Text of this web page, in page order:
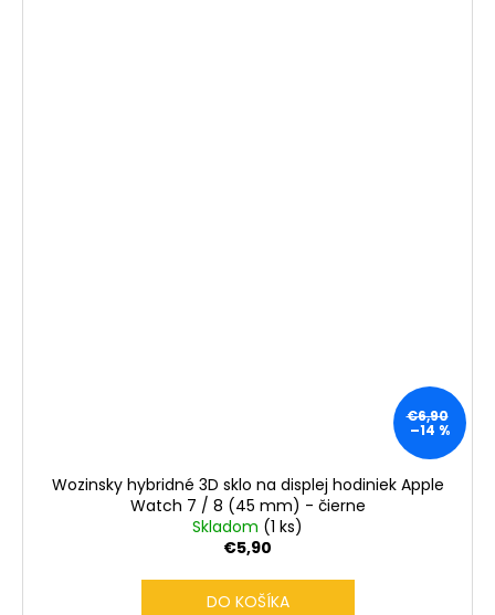
€6,90
–14 %
Wozinsky hybridné 3D sklo na displej hodiniek Apple
Watch 7 / 8 (45 mm) - čierne
Skladom (1 ks)
€5,90
DO KOŠÍKA